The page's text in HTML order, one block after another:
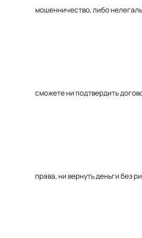
мошенничество, либо
сможете ни подтвердить
права, ни вернуть деньги без